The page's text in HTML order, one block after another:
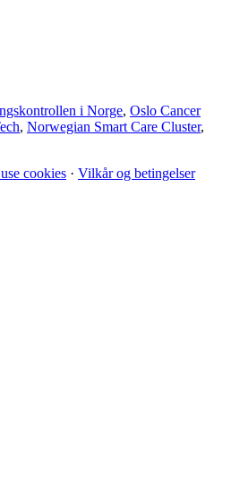
i Norge, Oslo Cancer
, Norwegian Smart Care Cluster,
cookies · Vilkår og betingelser